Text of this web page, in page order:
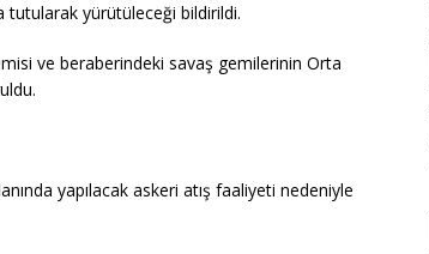
yürütüleceği bildirildi.
ve beraberindeki savaş gemilerinin Orta
yapılacak askeri atış faaliyeti nedeniyle